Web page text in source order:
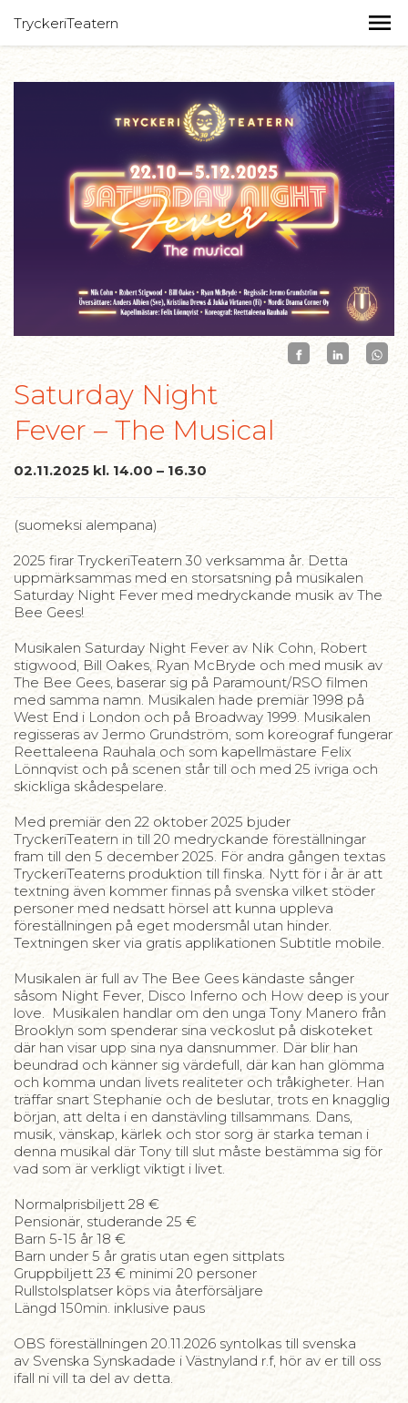
TryckeriTeatern
Saturday Night
Fever – The Musical
02.11.2025 kl. 14.00 – 16.30
(suomeksi alempana)
2025 firar TryckeriTeatern 30 verksamma år. Detta
uppmärksammas med en storsatsning på musikalen
Saturday Night Fever med medryckande musik av The
Bee Gees!
Musikalen Saturday Night Fever av Nik Cohn, Robert
stigwood, Bill Oakes, Ryan McBryde och med musik av
The Bee Gees, baserar sig på Paramount/RSO filmen
med samma namn. Musikalen hade premiär 1998 på
West End i London och på Broadway 1999. Musikalen
regisseras av Jermo Grundström, som koreograf fungerar
Reettaleena Rauhala och som kapellmästare Felix
Lönnqvist och på scenen står till och med 25 ivriga och
skickliga skådespelare.
Med premiär den 22 oktober 2025 bjuder
TryckeriTeatern in till 20 medryckande föreställningar
fram till den 5 december 2025. För andra gången textas
TryckeriTeaterns produktion till finska. Nytt för i år är att
textning även kommer finnas på svenska vilket stöder
personer med nedsatt hörsel att kunna uppleva
föreställningen på eget modersmål utan hinder.
Textningen sker via gratis applikationen Subtitle mobile.
Musikalen är full av The Bee Gees kändaste sånger
såsom Night Fever, Disco Inferno och How deep is your
love. Musikalen handlar om den unga Tony Manero från
Brooklyn som spenderar sina veckoslut på diskoteket
där han visar upp sina nya dansnummer. Där blir han
beundrad och känner sig värdefull, där kan han glömma
och komma undan livets realiteter och tråkigheter. Han
träffar snart Stephanie och de beslutar, trots en knagglig
början, att delta i en danstävling tillsammans. Dans,
musik, vänskap, kärlek och stor sorg är starka teman i
denna musikal där Tony till slut måste bestämma sig för
vad som är verkligt viktigt i livet.
Normalprisbiljett 28 €
Pensionär, studerande 25 €
Barn 5-15 år 18 €
Barn under 5 år gratis utan egen sittplats
Gruppbiljett 23 € minimi 20 personer
Rullstolsplatser köps via återförsäljare
Längd 150min. inklusive paus
OBS föreställningen 20.11.2026 syntolkas till svenska
av Svenska Synskadade i Västnyland r.f, hör av er till oss
ifall ni vill ta del av detta.